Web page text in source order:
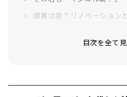
順番は逆？リノベーション
ストアインファクトリーの